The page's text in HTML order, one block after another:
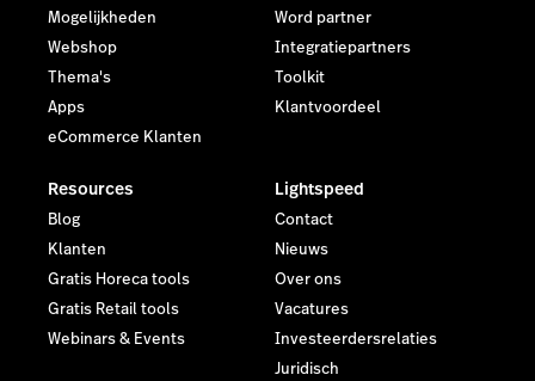
Mogelijkheden
Webshop
Thema's
Apps
eCommerce Klanten
Word partner
Integratiepartners
Toolkit
Klantvoordeel
Resources
Blog
Klanten
Gratis Horeca tools
Gratis Retail tools
Webinars & Events
Lightspeed
Contact
Nieuws
Over ons
Vacatures
Investeerdersrelaties
Juridisch